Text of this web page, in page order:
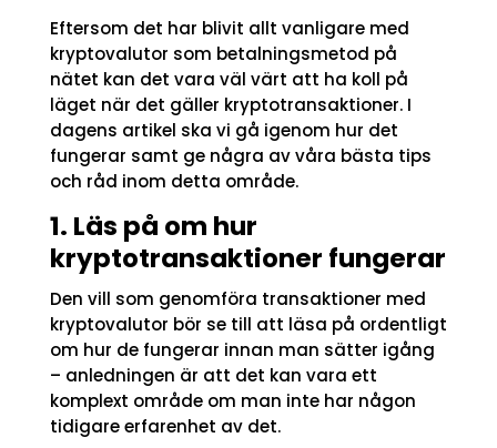
Eftersom det har blivit allt vanligare med
kryptovalutor som betalningsmetod på
nätet kan det vara väl värt att ha koll på
läget när det gäller kryptotransaktioner. I
dagens artikel ska vi gå igenom hur det
fungerar samt ge några av våra bästa tips
och råd inom detta område.
1. Läs på om hur
kryptotransaktioner fungerar
Den vill som genomföra transaktioner med
kryptovalutor bör se till att läsa på ordentligt
om hur de fungerar innan man sätter igång
– anledningen är att det kan vara ett
komplext område om man inte har någon
tidigare erfarenhet av det.